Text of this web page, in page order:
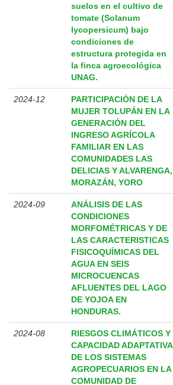
suelos en el cultivo de
tomate (Solanum
lycopersicum) bajo
condiciones de
estructura protegida en
la finca agroecológica
UNAG.
2024-12
PARTICIPACIÓN DE LA
MUJER TOLUPÁN EN LA
GENERACIÓN DEL
INGRESO AGRÍCOLA
FAMILIAR EN LAS
COMUNIDADES LAS
DELICIAS Y ALVARENGA,
MORAZÁN, YORO
2024-09
ANÁLISIS DE LAS
CONDICIONES
MORFOMÉTRICAS Y DE
LAS CARACTERISTICAS
FISICOQUÍMICAS DEL
AGUA EN SEIS
MICROCUENCAS
AFLUENTES DEL LAGO
DE YOJOA EN
HONDURAS.
2024-08
RIESGOS CLIMÁTICOS Y
CAPACIDAD ADAPTATIVA
DE LOS SISTEMAS
AGROPECUARIOS EN LA
COMUNIDAD DE